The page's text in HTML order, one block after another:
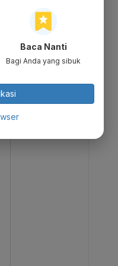
Baca Nanti
Bagi Anda yang sibuk